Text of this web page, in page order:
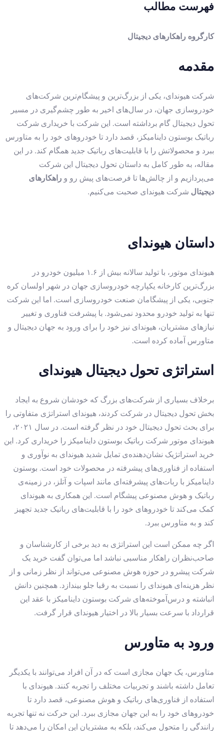
فهرست مطالب
کارگروه راهکارهای دیجیتال
مقدمه
شرکت هیوندای، یکی از بزرگ‌ترین و پیشگام‌ترین شرکت‌های
خودروسازی جهان، در سال‌های اخیر به طور چشم‌گیری در مسیر
تحول دیجیتال گام برداشته است. این شرکت با خریداری شرکت
رباتیک بوستون داینامیکز، قصد دارد تا خودروهای خود را به متاورس
ببرد و محصولاتش را با قابلیت‌های رباتیک جدید همگام کند. در این
مقاله، به طور کامل به داستان تحول دیجیتال این شرکت
می‌پردازیم و از چالش‌ها تا فرصت‌های پیش رو و راهکارهای
دیجیتال شرکت هیوندای صحبت می‌کنیم.
داستان هیوندای
هیوندای موتور، با تولید سالانه بیش از ۱.۶ میلیون خودرو در
بزرگ‌ترین کارخانه یکپارچه خودروسازی جهان در شهر اولسان کره
جنوبی، یکی از پیشگامان صنعت خودروسازی است. اما این شرکت
تنها به تولید خودرو محدود نمی‌شود. با پیشرفت فناوری و تغییر
نیازهای مشتریان، هیوندای نیز خود را برای ورود به جهان دیجیتال و
متاورس آماده کرده است.
استراتژی تحول دیجیتال هیوندای
برخلاف بسیاری از شرکت‌های بزرگ که خودشان شروع به ایجاد
بخش تحول دیجیتال در شرکت کردند، هیوندای استراتژی متفاوتی را
برای بحث تحول دیجیتال خود در نظر گرفته است. در سال ۲۰۲۱،
هیوندای موتور شرکت رباتیک بوستون داینامیکز را خریداری کرد. این
خرید استراتژیک نشان‌دهنده‌ی تمایل شدید هیوندای به نوآوری و
استفاده از فناوری‌های پیشرفته در محصولات خود است. بوستون
داینامیکز با ربات‌های پیشرفته‌ای مانند اسپات و آتلز، در زمینه‌ی
رباتیک و هوش مصنوعی پیشگام است. این همکاری به هیوندای
کمک می‌کند تا خودروهای خود را با قابلیت‌های رباتیک جدید تجهیز
کند و به متاورس ببرد.
اگر چه ممکن است این استراتژی به دید برخی از کارشناسان و
صاحب‌نظران راهکار مناسبی نباشد اما می‌توان گفت خرید یک
شرکت پیشرو در حوزه هوش مصنوعی می‌تواند از نظر زمانی و از
نظر هزینه‌ای هیوندای را نسبت به رقبا جلو بیندازد. همچنین دانش
انباشته و درس‌آموخته‌های شرکت بوستون داینامیکز با عقد این
قرارداد با سرعت بسیار بالا در اختیار هیوندای قرار گرفت.
ورود به متاورس
متاورس، یک جهان مجازی است که در آن افراد می‌توانند با یکدیگر
تعامل داشته باشند و تجربیات مختلف را تجربه کنند. هیوندای با
استفاده از فناوری‌های رباتیک و هوش مصنوعی، قصد دارد تا
خودروهای خود را به این جهان مجازی ببرد. این حرکت نه تنها تجربه
رانندگی را متحول می‌کند، بلکه به مشتریان این امکان را می‌دهد تا